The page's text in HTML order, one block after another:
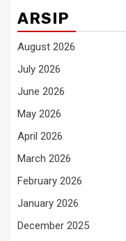
ARSIP
August 2026
July 2026
June 2026
May 2026
April 2026
March 2026
February 2026
January 2026
December 2025